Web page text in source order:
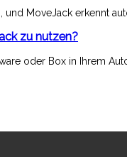
und MoveJack erkennt
zu nutzen?
oder Box in Ihrem